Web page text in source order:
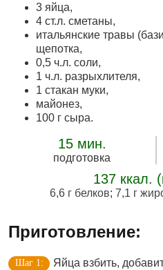
3 яйца,
4 ст.л. сметаны,
итальянские травы
щепотка,
0,5 ч.л. соли,
1 ч.л. разрыхлителя,
1 стакан муки,
майонез,
100 г сыра.
15 мин.
подготовка
137 ккал.
6,6 г белков; 7,1 г
Приготовление:
Яйца взбить,